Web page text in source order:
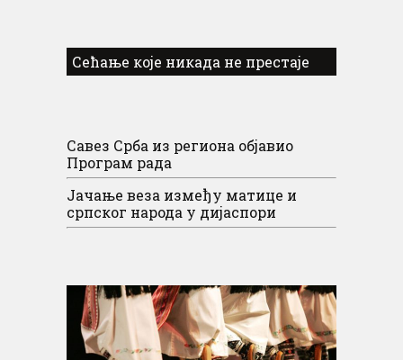
Сећање које никада не престаје
Савез Срба из региона објавио
Програм рада
Јачање веза између матице и
српског народа у дијаспори